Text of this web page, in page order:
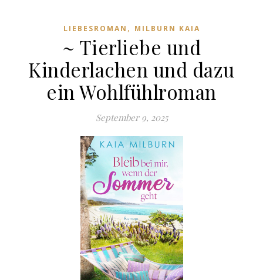
LIEBESROMAN , MILBURN KAIA
~ Tierliebe und
Kinderlachen und dazu
ein Wohlfühlroman
September 9, 2025